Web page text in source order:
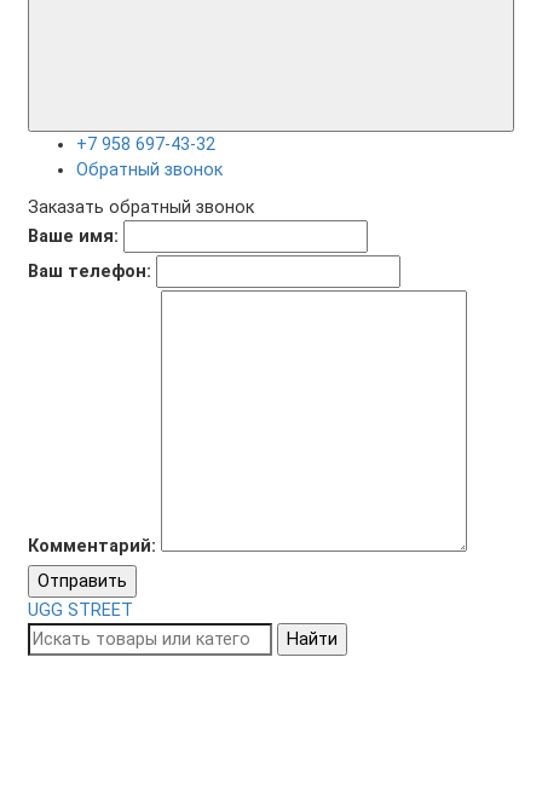
+7 958 697-43-32
Обратный звонок
Заказать обратный звонок
Ваше имя:
Ваш телефон:
Комментарий:
Отправить
UGG STREET
Найти